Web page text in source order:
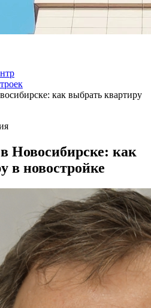
как выбрать квартиру
Новосибирске: как
в новостройке